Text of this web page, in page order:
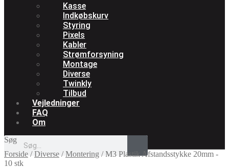
Kasse
Indkøbskurv
Styring
Pixels
Kabler
Strømforsyning
Montage
Diverse
Twinkly
Tilbud
Vejledninger
FAQ
Om
Søg
Forside /Diverse /Montering /M3 Plastik Afstandsstykke 20mm -
10 stk